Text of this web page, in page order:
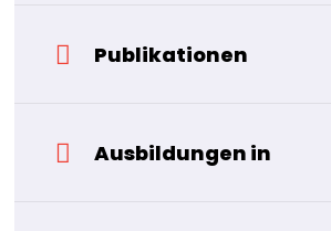
Publikationen
Ausbildungen in